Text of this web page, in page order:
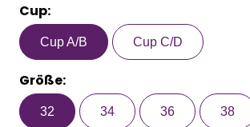
Cup:
Cup A/B Cup C/D
Größe:
32 34 36 38